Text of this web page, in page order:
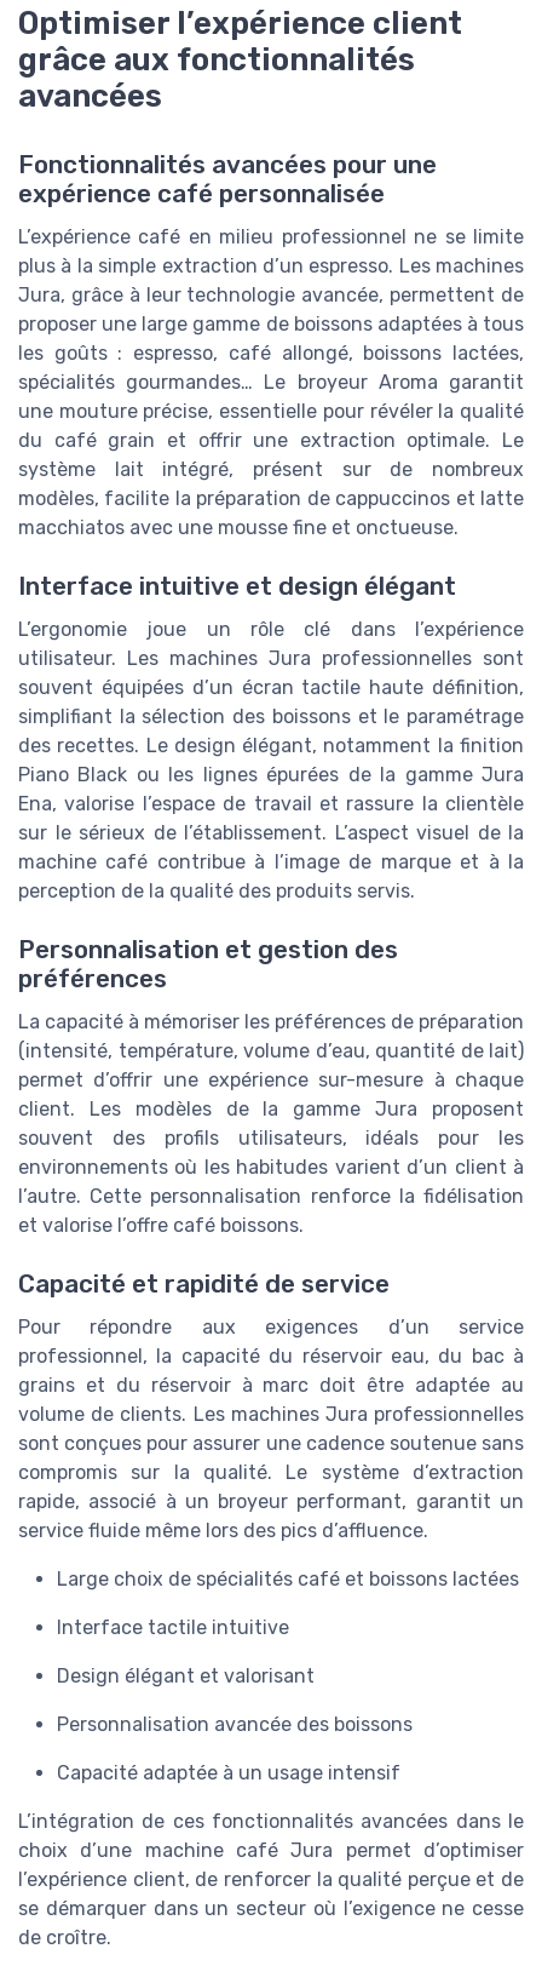
Optimiser l’expérience client
grâce aux fonctionnalités
avancées
Fonctionnalités avancées pour une
expérience café personnalisée
L’expérience café en milieu professionnel ne se limite
plus à la simple extraction d’un espresso. Les machines
Jura, grâce à leur technologie avancée, permettent de
proposer une large gamme de boissons adaptées à tous
les goûts : espresso, café allongé, boissons lactées,
spécialités gourmandes… Le broyeur Aroma garantit
une mouture précise, essentielle pour révéler la qualité
du café grain et offrir une extraction optimale. Le
système lait intégré, présent sur de nombreux
modèles, facilite la préparation de cappuccinos et latte
macchiatos avec une mousse fine et onctueuse.
Interface intuitive et design élégant
L’ergonomie joue un rôle clé dans l’expérience
utilisateur. Les machines Jura professionnelles sont
souvent équipées d’un écran tactile haute définition,
simplifiant la sélection des boissons et le paramétrage
des recettes. Le design élégant, notamment la finition
Piano Black ou les lignes épurées de la gamme Jura
Ena, valorise l’espace de travail et rassure la clientèle
sur le sérieux de l’établissement. L’aspect visuel de la
machine café contribue à l’image de marque et à la
perception de la qualité des produits servis.
Personnalisation et gestion des
préférences
La capacité à mémoriser les préférences de préparation
(intensité, température, volume d’eau, quantité de lait)
permet d’offrir une expérience sur-mesure à chaque
client. Les modèles de la gamme Jura proposent
souvent des profils utilisateurs, idéals pour les
environnements où les habitudes varient d’un client à
l’autre. Cette personnalisation renforce la fidélisation
et valorise l’offre café boissons.
Capacité et rapidité de service
Pour répondre aux exigences d’un service
professionnel, la capacité du réservoir eau, du bac à
grains et du réservoir à marc doit être adaptée au
volume de clients. Les machines Jura professionnelles
sont conçues pour assurer une cadence soutenue sans
compromis sur la qualité. Le système d’extraction
rapide, associé à un broyeur performant, garantit un
service fluide même lors des pics d’affluence.
Large choix de spécialités café et boissons lactées
Interface tactile intuitive
Design élégant et valorisant
Personnalisation avancée des boissons
Capacité adaptée à un usage intensif
L’intégration de ces fonctionnalités avancées dans le
choix d’une machine café Jura permet d’optimiser
l’expérience client, de renforcer la qualité perçue et de
se démarquer dans un secteur où l’exigence ne cesse
de croître.